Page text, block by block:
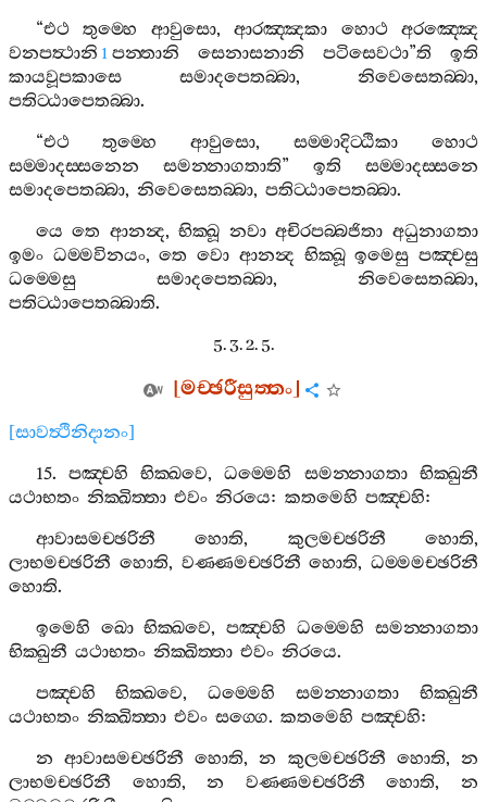
“එථ තුම‍්හෙ ආවුසො,ආරඤ‍්ඤකා හොථ
අරඤ‍්ඤෙ
වනපත්‍ථානි 1 පන‍්තානි සෙනාසනානි පටිසෙවථා”ති
ඉති
කායවූපකාසෙ
සමාදපෙතබ‍්බා, නිවෙසෙතබ‍්බා,
පතිට‍්ඨාපෙතබ‍්බා.
“එථ තුම‍්හෙ ආවුසො,සම‍්මාදිට‍්ඨිකා
හොථ
සම‍්මාදස‍්සනෙන
සමන‍්නාගතාති” ඉති
සම‍්මාදස‍්සනෙ
සමාදපෙතබ‍්බා, නිවෙසෙතබ‍්බා, පතිට‍්ඨාපෙතබ‍්බා.
යෙ තෙ ආනන්‍ද,භික‍්ඛූ නවා අචිරපබ‍්බජිතා අධුනාගතා
ඉමං ධම‍්මවිනයං,තෙ වො ආනන්‍ද භික‍්ඛූ ඉමෙසු පඤ‍්චසු
ධම‍්මෙසු
සමාදපෙතබ‍්බා, නිවෙසෙතබ‍්බා,
පතිට‍්ඨාපෙතබ‍්බාති.
5. 3. 2. 5.
[මච‍්ඡරීසුත‍්තං]
[සාවත්‍ථිනිදානං]
15. පඤ‍්චහි භික‍්ඛවෙ,ධම‍්මෙහි සමන‍්නාගතා භික‍්ඛුනී
යථාභතං නික‍්ඛිත‍්තා එවං නිරයෙ: කතමෙහි පඤ‍්චහි:
ආවාසමච‍්ඡරිනී
හොති, කුලමච‍්ඡරිනී හොති,
ලාභමච‍්ඡරිනී හොති, වණ‍්ණමච‍්ඡරිනී හොති, ධම‍්මමච‍්ඡරිනී
හොති.
ඉමෙහි ඛො භික‍්ඛවෙ,පඤ‍්චහි ධම‍්මෙහි සමන‍්නාගතා
භික‍්ඛුනී යථාභතං නික‍්ඛිත‍්තා එවං නිරයෙ.
පඤ‍්චහි
භික‍්ඛවෙ,ධම‍්මෙහි සමන‍්නාගතා
භික‍්ඛුනී
යථාභතං නික‍්ඛිත‍්තා එවං සග‍්ගෙ. කතමෙහි පඤ‍්චහි:
න ආවාසමච‍්ඡරිනී හොති,න කුලමච‍්ඡරිනී හොති,න
ලාභමච‍්ඡරිනී
හොති,න වණ‍්ණමච‍්ඡරිනී හොති,න